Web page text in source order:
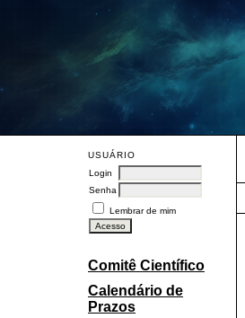
USUÁRIO
Login
Senha
Lembrar de mim
Comitê Científico
Calendário de
Prazos